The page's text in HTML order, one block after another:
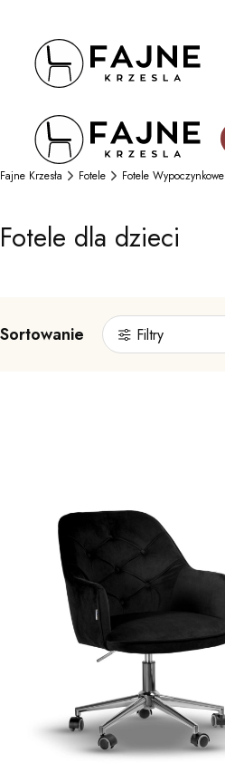
Fajne Krzesła
Fotele Fotele Wypoczynkowe
Fotele dla dzieci
Sortowanie Filtry